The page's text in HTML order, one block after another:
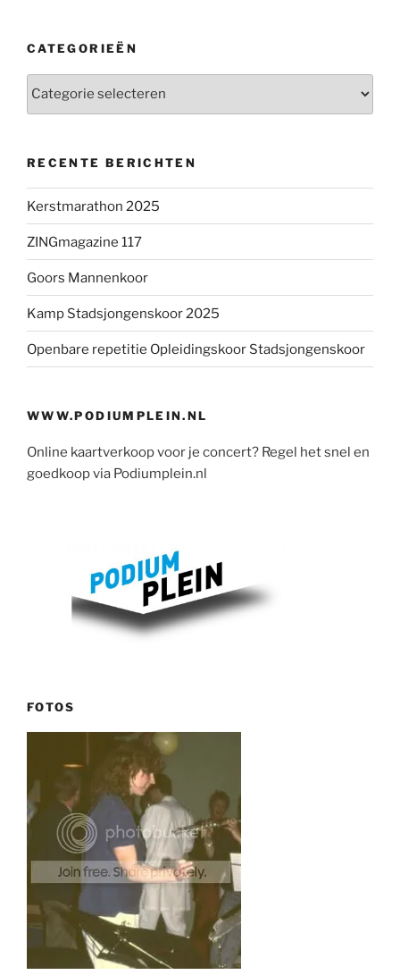
CATEGORIEËN
Categorieën
RECENTE BERICHTEN
Kerstmarathon 2025
ZINGmagazine 117
Goors Mannenkoor
Kamp Stadsjongenskoor 2025
Openbare repetitie Opleidingskoor Stadsjongenskoor
WWW.PODIUMPLEIN.NL
Online kaartverkoop voor je concert? Regel het snel en
goedkoop via Podiumplein.nl
FOTOS